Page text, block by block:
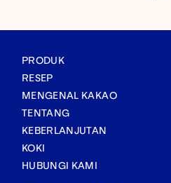
PRODUK
RESEP
MENGENAL KAKAO
TENTANG
KEBERLANJUTAN
KOKI
HUBUNGI KAMI